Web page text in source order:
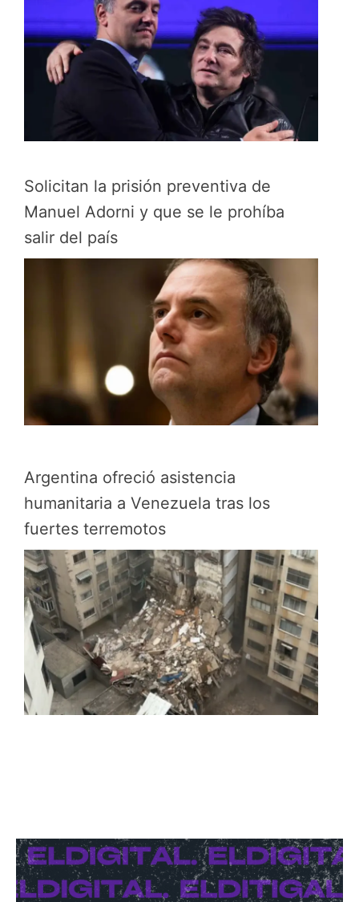
Solicitan la prisión preventiva de
Manuel Adorni y que se le prohíba
salir del país
Argentina ofreció asistencia
humanitaria a Venezuela tras los
fuertes terremotos